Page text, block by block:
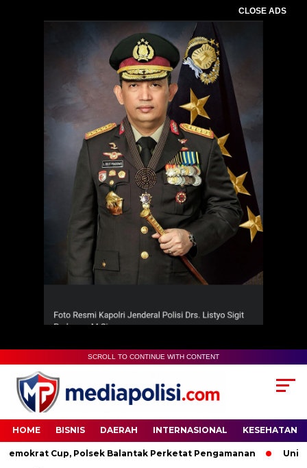
CLOSE ADS
SCROLL TO CONTINUE WITH CONTENT
HOME BISNIS DAERAH INTERNASIONAL KESEHATAN
Cup, Polsek Balantak Perketat Pengamanan Unifying